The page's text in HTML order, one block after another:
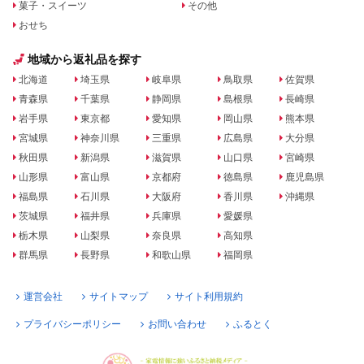
菓子・スイーツ
おせち
その他
地域から返礼品を探す
北海道
青森県
岩手県
宮城県
秋田県
山形県
福島県
茨城県
栃木県
群馬県
埼玉県
千葉県
東京都
神奈川県
新潟県
富山県
石川県
福井県
山梨県
長野県
岐阜県
静岡県
愛知県
三重県
滋賀県
京都府
大阪府
兵庫県
奈良県
和歌山県
鳥取県
島根県
岡山県
広島県
山口県
徳島県
香川県
愛媛県
高知県
福岡県
佐賀県
長崎県
熊本県
大分県
宮崎県
鹿児島県
沖縄県
運営会社 サイトマップ サイト利用規約
プライバシーポリシー お問い合わせ ふるとく